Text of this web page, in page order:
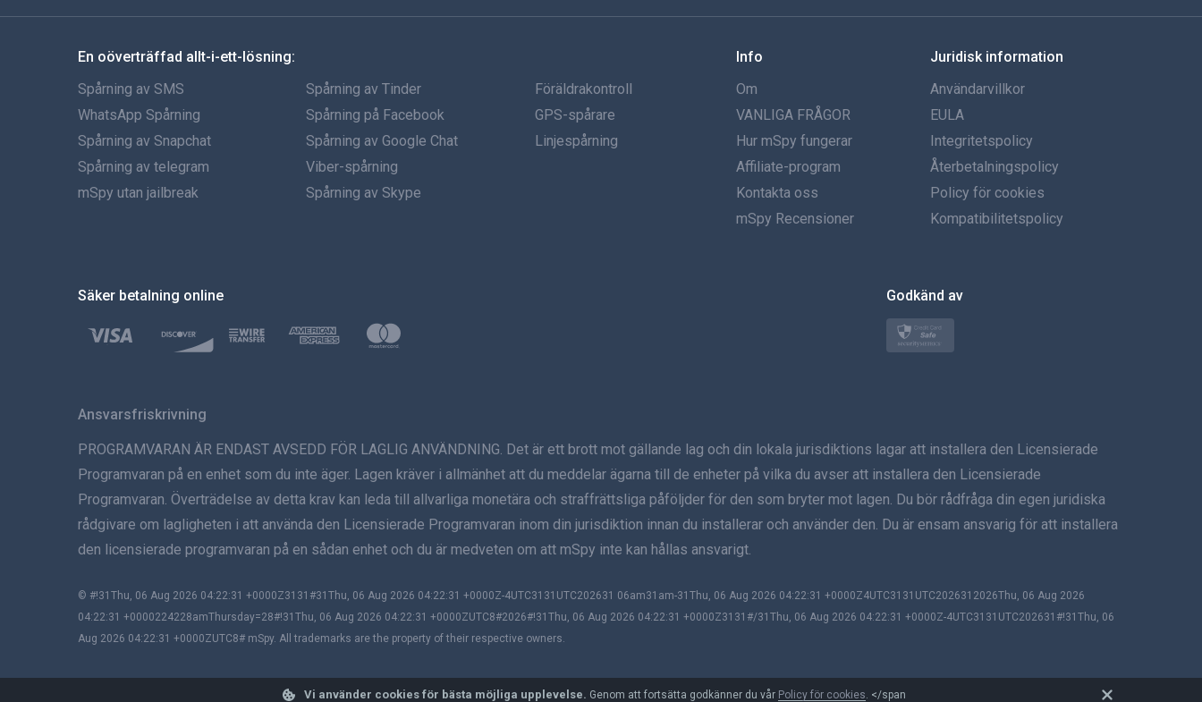
Vi använder cookies för bästa möjliga upplevelse. Genom att fortsätta godkänner du vår Policy för cookies. </span
franska
Spanska
portugisiska
Italiano
Türkçe
Norsk
Svenska
Dansk
En oöverträffad allt-i-ett-lösning:
Spårning av SMS
WhatsApp Spårning
Spårning av Snapchat
Spårning av telegram
mSpy utan jailbreak
Spårning av Tinder
Spårning på Facebook
Spårning av Google Chat
Viber-spårning
Spårning av Skype
Föräldrakontroll
GPS-spårare
Linjespårning
Info
Om
VANLIGA FRÅGOR
Hur mSpy fungerar
Affiliate-program
Kontakta oss
mSpy Recensioner
Juridisk information
Användarvillkor
EULA
Integritetspolicy
Återbetalningspolicy
Policy för cookies
Kompatibilitetspolicy
Säker betalning online Godkänd av
Ansvarsfriskrivning
PROGRAMVARAN ÄR ENDAST AVSEDD FÖR LAGLIG ANVÄNDNING. Det är ett brott mot gällande lag och din lokala jurisdiktions lagar att installera den Licensierade
Programvaran på en enhet som du inte äger. Lagen kräver i allmänhet att du meddelar ägarna till de enheter på vilka du avser att installera den Licensierade
Programvaran. Överträdelse av detta krav kan leda till allvarliga monetära och straffrättsliga påföljder för den som bryter mot lagen. Du bör rådfråga din egen juridiska
rådgivare om lagligheten i att använda den Licensierade Programvaran inom din jurisdiktion innan du installerar och använder den. Du är ensam ansvarig för att installera
den licensierade programvaran på en sådan enhet och du är medveten om att mSpy inte kan hållas ansvarigt.
© #!31Thu, 06 Aug 2026 04:22:31 +0000Z3131#31Thu, 06 Aug 2026 04:22:31 +0000Z-4UTC3131UTC202631 06am31am-31Thu, 06 Aug 2026 04:22:31 +0000Z4UTC3131UTC2026312026Thu, 06 Aug 2026
04:22:31 +0000224228amThursday=28#!31Thu, 06 Aug 2026 04:22:31 +0000ZUTC8#2026#!31Thu, 06 Aug 2026 04:22:31 +0000Z3131#/31Thu, 06 Aug 2026 04:22:31 +0000Z-4UTC3131UTC202631#!31Thu, 06
Aug 2026 04:22:31 +0000ZUTC8# mSpy. All trademarks are the property of their respective owners.